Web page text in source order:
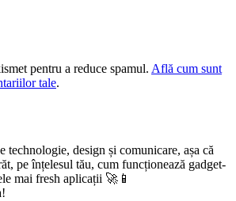
pentru a reduce spamul. Află cum sunt
tale.
technologie, design și comunicare, așa că
pe înțelesul tău, cum funcționează gadget-
mai fresh aplicații 🚀📱